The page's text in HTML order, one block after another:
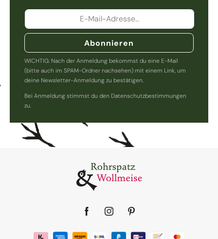
Abonnieren
WICHTIG: Nach der Anmeldung bekommst du eine E-Mail
(bitte auch im SPAM-Ordner nachsehen) mit einem Link, um
deine Newsletter-Anmeldung zu bestätigen.
Bei Anmeldung stimmst du den Datenschutzbestimmungen
zu.
Facebook
InstagramPinterest